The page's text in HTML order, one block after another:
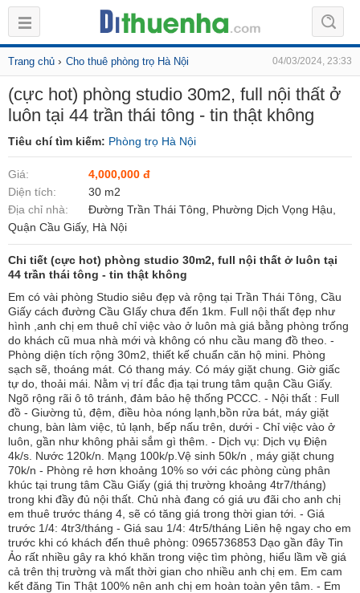
Trang chủ › Cho thuê phòng trọ Hà Nội 04/03/2024, 23:33
(cực hot) phòng studio 30m2, full nội thất ở
luôn tại 44 trần thái tông - tin thật không
Tiêu chí tìm kiếm: Phòng trọ Hà Nội
Giá:
4,000,000 đ
Diện tích:
30 m2
Địa chỉ nhà:
Đường Trần Thái Tông, Phường Dịch Vọng Hậu,
Quận Cầu Giấy, Hà Nội
Chi tiết (cực hot) phòng studio 30m2, full nội thất ở luôn tại
44 trần thái tông - tin thật không
Em có vài phòng Studio siêu đẹp và rộng tại Trần Thái Tông, Cầu
Giấy cách đường Cầu GIấy chưa đến 1km. Full nội thất đẹp như
hình ,anh chị em thuê chỉ việc vào ở luôn mà giá bằng phòng trống
do khách cũ mua nhà mới và không có nhu cầu mang đồ theo. -
Phòng diện tích rộng 30m2, thiết kế chuẩn căn hộ mini. Phòng
sạch sẽ, thoáng mát. Có thang máy. Có máy giặt chung. Giờ giấc
tự do, thoải mái. Nằm vị trí đắc địa tại trung tâm quận Cầu Giấy.
Ngõ rộng rãi ô tô tránh, đảm bảo hệ thống PCCC. - Nội thất : Full
đồ - Giường tủ, đệm, điều hòa nóng lạnh,bồn rửa bát, máy giặt
chung, bàn làm việc, tủ lạnh, bếp nấu trên, dưới - Chỉ việc vào ở
luôn, gần như không phải sắm gì thêm. - Dịch vụ: Dịch vụ Điện
4k/s. Nước 120k/n. Mạng 100k/p.Vệ sinh 50k/n , máy giặt chung
70k/n - Phòng rẻ hơn khoảng 10% so với các phòng cùng phân
khúc tại trung tâm Cầu Giấy (giá thị trường khoảng 4tr7/tháng)
trong khi đầy đủ nội thất. Chủ nhà đang có giá ưu đãi cho anh chị
em thuê trước tháng 4, sẽ có tăng giá trong thời gian tới. - Giá
trước 1/4: 4tr3/tháng - Giá sau 1/4: 4tr5/tháng Liên hệ ngay cho em
trước khi có khách đến thuê phòng: 0965736853 Dạo gần đây Tin
Ảo rất nhiều gây ra khó khăn trong việc tìm phòng, hiểu lầm về giá
cả trên thị trường và mất thời gian cho nhiều anh chị em. Em cam
kết đăng Tin Thật 100% nên anh chị em hoàn toàn yên tâm. - Em